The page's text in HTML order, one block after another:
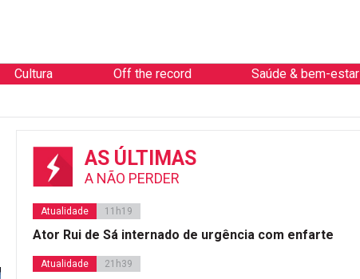
Cultura Off the record Saúde & bem-estar
AS ÚLTIMAS
A NÃO PERDER
Atualidade 11h19
Ator Rui de Sá internado de urgência com enfarte
Atualidade 21h39